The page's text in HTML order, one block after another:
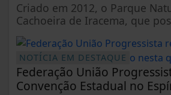
Criado em 2012, o Parque
Cachoeira de Iracema, que
NOTÍCIA EM DESTAQUE
Federação União
Convenção Estadual no